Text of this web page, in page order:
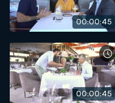
00:00:45
00:00:45